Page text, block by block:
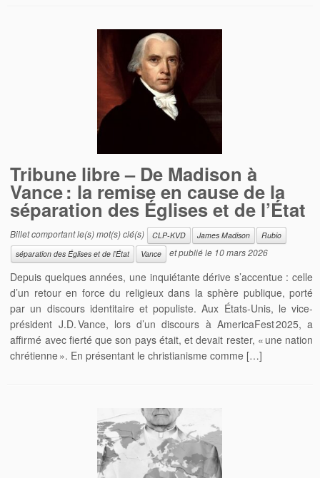
Tribune libre – De Madison à
Vance : la remise en cause de la
séparation des Églises et de l’État
Billet comportant le(s) mot(s) clé(s) CLP-KVD James Madison
Rubio
séparation des Églises et de l’État
Vance et publié le 10 mars 2026
Depuis quelques années, une inquiétante dérive s’accentue : celle
d’un retour en force du religieux dans la sphère publique, porté
par un discours identitaire et populiste. Aux États-Unis, le vice-
président J.D. Vance, lors d’un discours à AmericaFest 2025, a
affirmé avec fierté que son pays était, et devait rester, « une nation
chrétienne ». En présentant le christianisme comme […]